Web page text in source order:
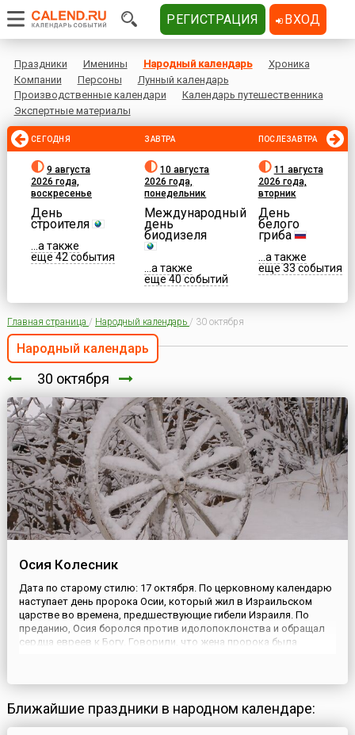
Праздники Именины Народный календарь
Хроника
Компании
Персоны
Лунный календарь
Производственные календари
Календарь путешественника
Экспертные материалы
СЕГОДНЯ
9 августа
2026 года,
воскресенье
День
строителя
...а также
еще 42 события
ЗАВТРА
10 августа
2026 года,
понедельник
Международный
день
биодизеля
...а также
еще 40 событий
ПОСЛЕЗАВТРА
11 августа
2026 года,
вторник
День
белого
гриба
...а также
еще 33 события
Главная страница / Народный календарь / 30 октября
Народный календарь
30 октября
Осия Колесник
Дата по старому стилю: 17 октября. По церковному календарю
наступает день пророка Осии, который жил в Израильском
царстве во времена, предшествующие гибели Израиля. По
преданию, Осия боролся против идолопоклонства и обращал
сердца евреев к Богу. Говорили, что жена пророка была
израильтян к...
Ближайшие праздники в народном календаре:
РЕГИСТРАЦИЯ ВХОД